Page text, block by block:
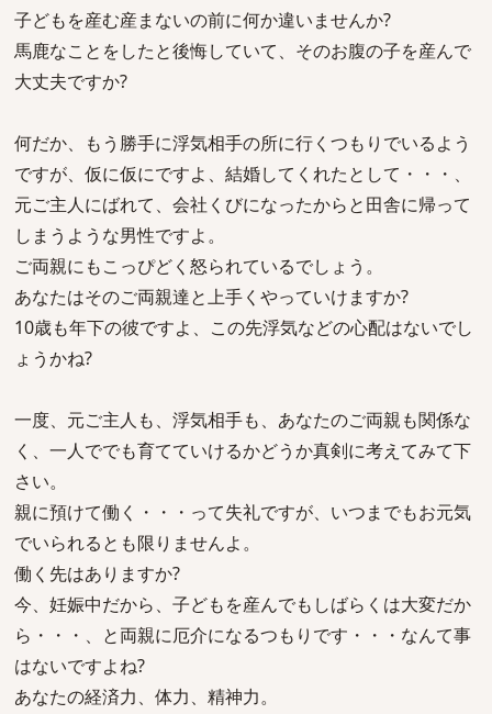
子どもを産む産まないの前に何か違いませんか?
馬鹿なことをしたと後悔していて、そのお腹の子を産んで
大丈夫ですか?
何だか、もう勝手に浮気相手の所に行くつもりでいるよう
ですが、仮に仮にですよ、結婚してくれたとして・・・、
元ご主人にばれて、会社くびになったからと田舎に帰って
しまうような男性ですよ。
ご両親にもこっぴどく怒られているでしょう。
あなたはそのご両親達と上手くやっていけますか?
10歳も年下の彼ですよ、この先浮気などの心配はないでし
ょうかね?
一度、元ご主人も、浮気相手も、あなたのご両親も関係な
く、一人ででも育てていけるかどうか真剣に考えてみて下
さい。
親に預けて働く・・・って失礼ですが、いつまでもお元気
でいられるとも限りませんよ。
働く先はありますか?
今、妊娠中だから、子どもを産んでもしばらくは大変だか
ら・・・、と両親に厄介になるつもりです・・・なんて事
はないですよね?
あなたの経済力、体力、精神力。